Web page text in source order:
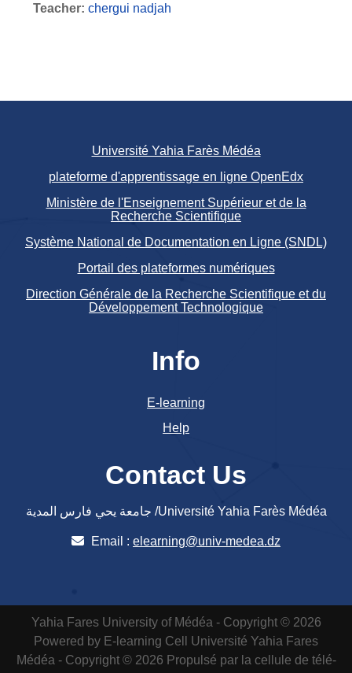
Teacher: chergui nadjah
Université Yahia Farès Médéa
plateforme d'apprentissage en ligne OpenEdx
Ministère de l'Enseignement Supérieur et de la
Recherche Scientifique
Système National de Documentation en Ligne (SNDL)
Portail des plateformes numériques
Direction Générale de la Recherche Scientifique et du
Développement Technologique
Info
E-learning
Help
Contact Us
جامعة يحي فارس المدية /Université Yahia Farès Médéa
Email : elearning@univ-medea.dz
Yahia Fares University of Médéa - Copyright © 2026
Powered by E-learning Cell
Université Yahia Fares
Médéa - Copyright © 2026 Propulsé par la cellule de télé-